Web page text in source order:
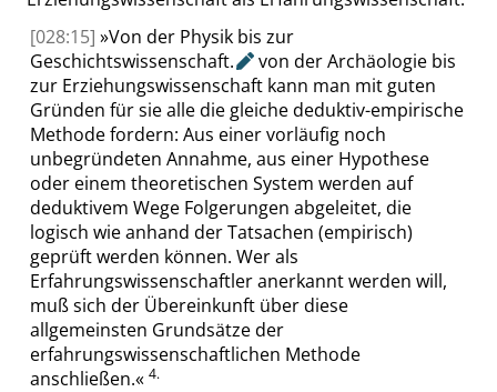
[028:15] »Von der Physik bis zur
Geschichtswissenschaft.
von der Archäologie bis
zur Erziehungswissenschaft kann man mit guten
Gründen für sie alle die gleiche deduktiv-empirische
Methode fordern: Aus einer vorläufig noch
unbegründeten Annahme, aus einer Hypothese
oder einem theoretischen System werden auf
deduktivem Wege Folgerungen abgeleitet, die
logisch wie anhand der Tatsachen (empirisch)
geprüft werden können. Wer als
Erfahrungswissenschaftler anerkannt werden will,
muß sich der Übereinkunft über diese
allgemeinsten Grundsätze der
erfahrungswissenschaftlichen Methode
anschließen.« 4.